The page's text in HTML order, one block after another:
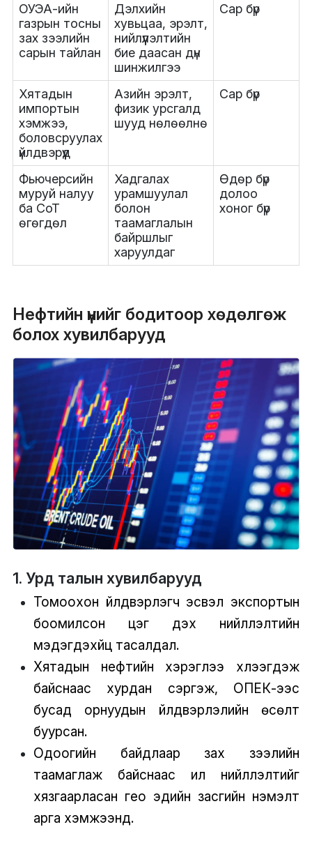
ОУЭА-ийн
газрын тосны
зах зээлийн
сарын тайлан
Дэлхийн
хувьцаа, эрэлт,
нийлүүлэлтийн
бие даасан дүн
шинжилгээ
Сар бүр
Хятадын
импортын
хэмжээ,
боловсруулах
үйлдвэрүүд
Азийн эрэлт,
физик урсгалд
шууд нөлөөлнө
Сар бүр
Фьючерсийн
муруй налуу
ба CoT
өгөгдөл
Хадгалах
урамшуулал
болон
таамаглалын
байршлыг
харуулдаг
Өдөр бүр
долоо
хоног бүр
Нефтийн үнийг бодитоор хөдөлгөж
болох хувилбарууд
1. Урд талын хувилбарууд
Томоохон үйлдвэрлэгч эсвэл экспортын
боомилсон цэг дэх нийлүүлэлтийн
мэдэгдэхүйц тасалдал.
Хятадын нефтийн хэрэглээ хүлээгдэж
байснаас хурдан сэргэж, ОПЕК-ээс
бусад орнуудын үйлдвэрлэлийн өсөлт
буурсан.
Одоогийн байдлаар зах зээлийн
таамаглаж байснаас илүү нийлүүлэлтийг
хязгаарласан гео эдийн засгийн нэмэлт
арга хэмжээнүүд.